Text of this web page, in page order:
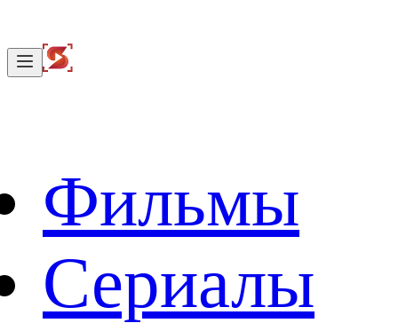
Фильмы
Сериалы